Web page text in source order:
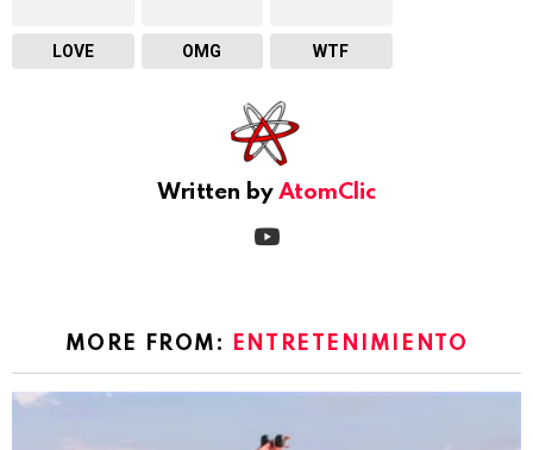
LOVE OMG WTF
Written by AtomClic
MORE FROM: ENTRETENIMIENTO